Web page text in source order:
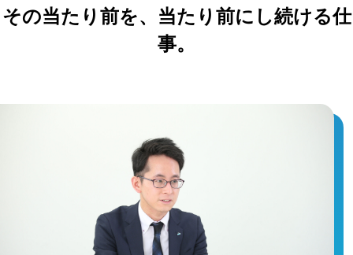
その当たり前を、当たり前にし続ける仕
事。